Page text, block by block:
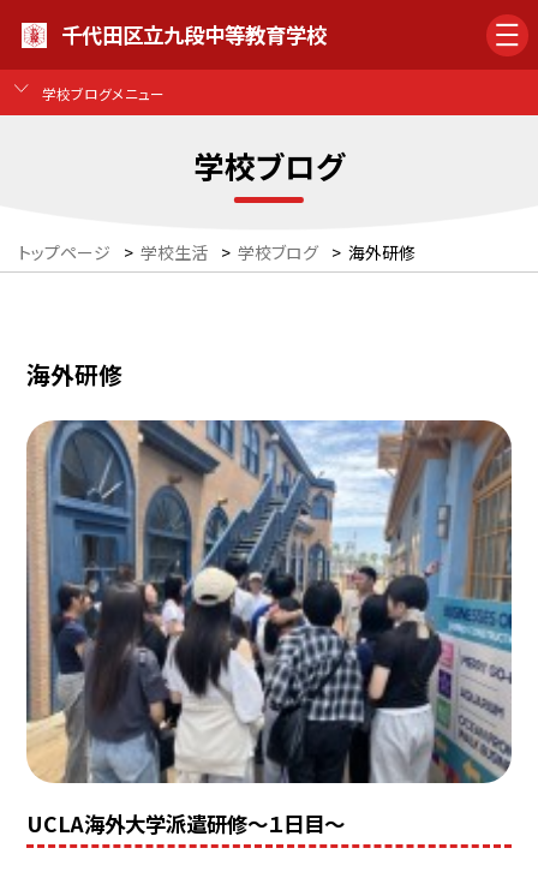
千代田区立九段中等教育学校
学校ブログメニュー
学校ブログ
トップページ > 学校生活 > 学校ブログ > 海外研修
海外研修
UCLA海外大学派遣研修〜１日目〜